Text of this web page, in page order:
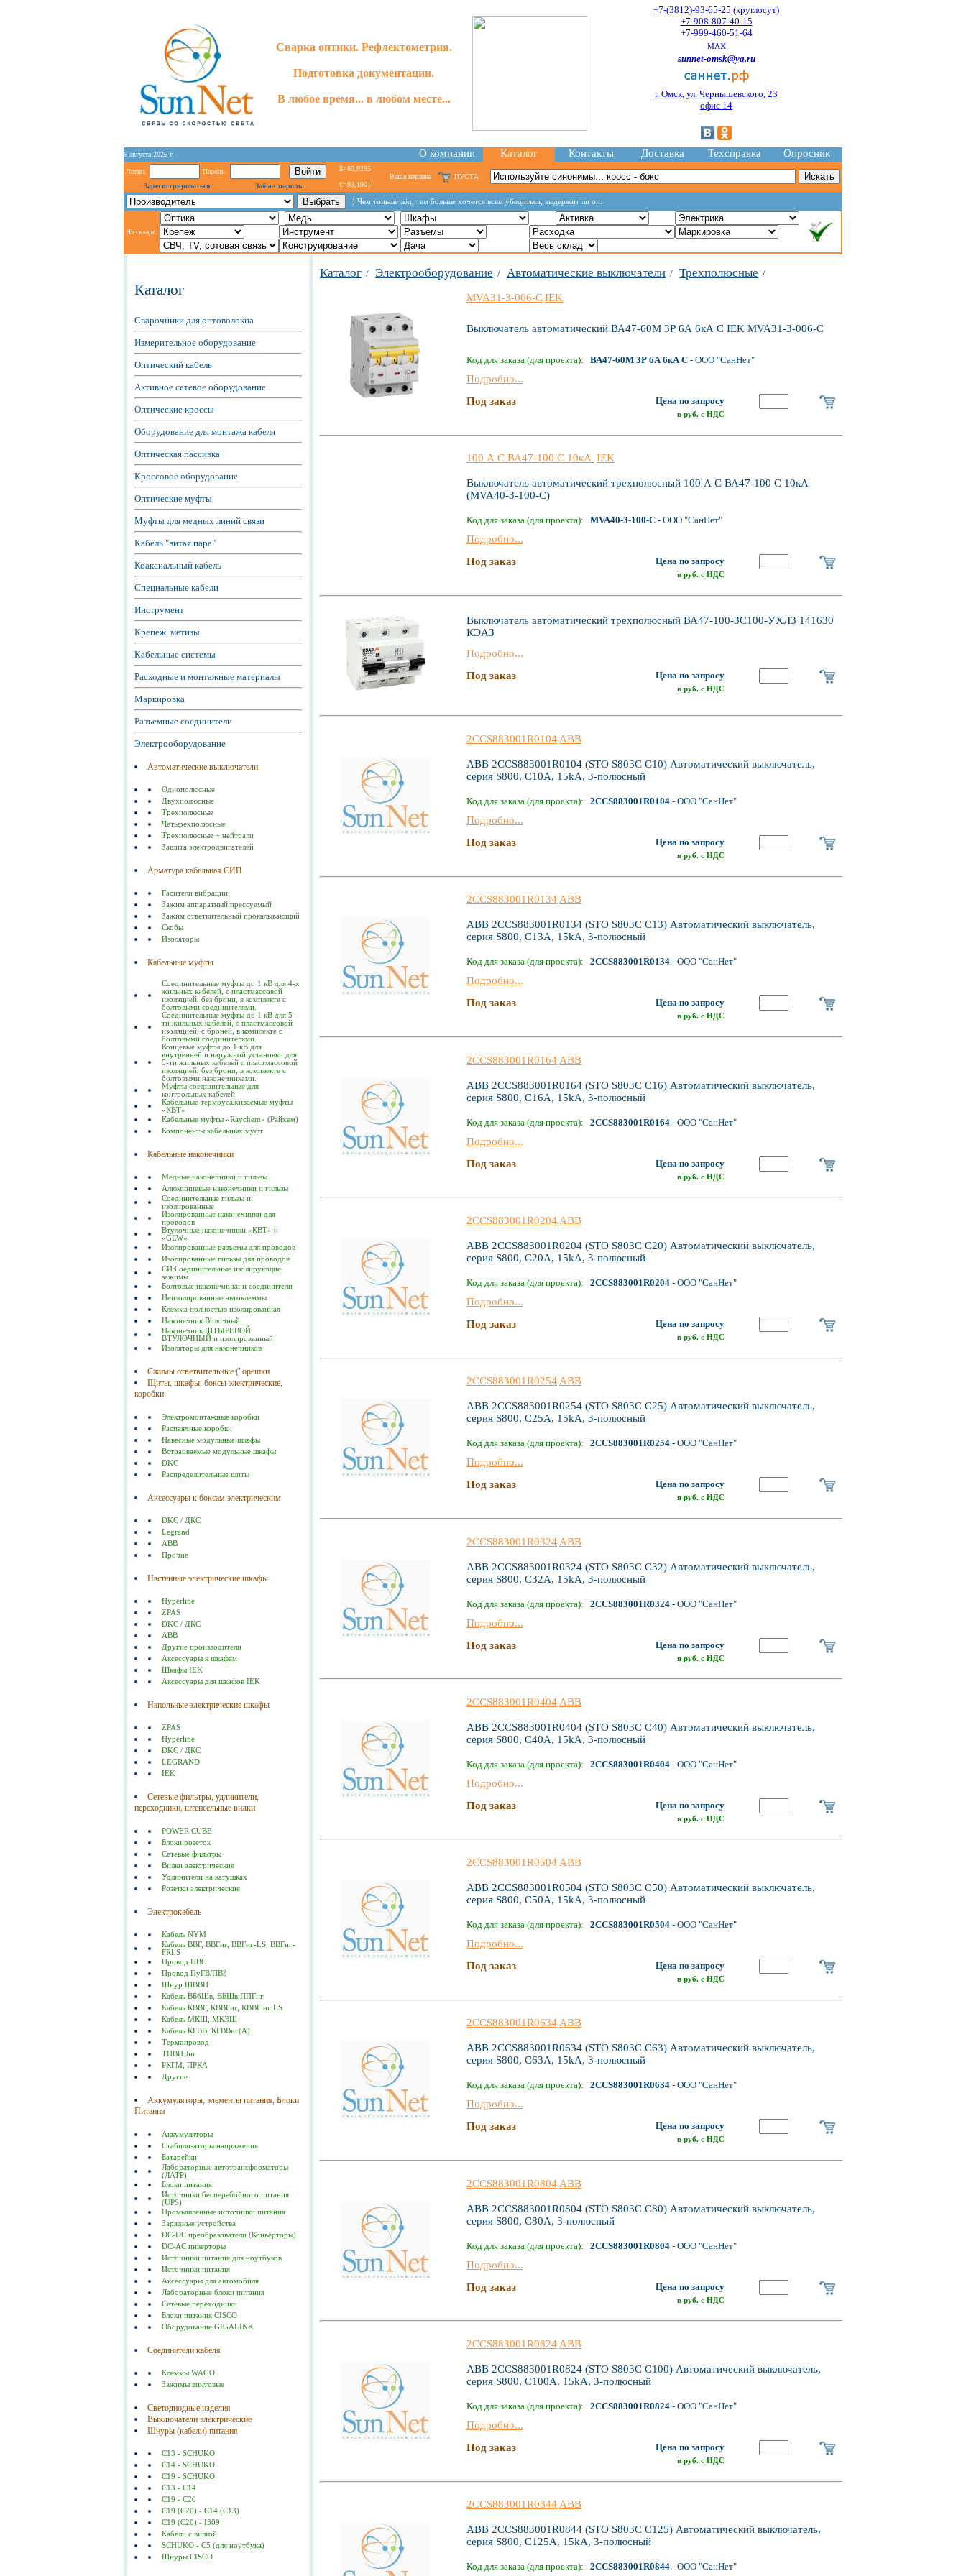
Сварка оптики. Рефлектометрия.
Подготовка документации.
В любое время... в любом месте...
+7-(3812)-93-65-25 (круглосут)
+7-908-807-40-15
+7-999-460-51-64
MAX
sunnet-omsk@ya.ru
г. Омск, ул. Чернышевского, 23
офис 14
6 августа 2026 г. О компании Каталог Контакты Доставка Техсправка Опросник
Логин:
Пароль:
Зарегистрироваться
Забыл пароль
$=80,9293
€=93,1901
Ваша корзина ПУСТА
:) Чем тоньше лёд, тем больше хочется всем убедиться, выдержит ли он.
На складе:
Каталог
Сварочники для оптоволокна
Измерительное оборудование
Оптический кабель
Активное сетевое оборудование
Оптические кроссы
Оборудование для монтажа кабеля
Оптическая пассивка
Кроссовое оборудование
Оптические муфты
Муфты для медных линий связи
Кабель "витая пара"
Коаксиальный кабель
Специальные кабели
Инструмент
Крепеж, метизы
Кабельные системы
Расходные и монтажные материалы
Маркировка
Разъемные соединители
Электрооборудование
Автоматические выключатели
Однополюсные
Двухполюсные
Трехполюсные
Четырехполюсные
Трехполюсные + нейтрали
Защита электродвигателей
Арматура кабельная СИП
Гасители вибрации
Зажим аппаратный прессуемый
Зажим ответвительный прокалывающий
Скобы
Изоляторы
Кабельные муфты
Соединительные муфты до 1 кВ для 4-х
жильных кабелей, с пластмассовой
изоляцией, без брони, в комплекте с
болтовыми соединителями.
Соединительные муфты до 1 кВ для 5-
ти жильных кабелей, с пластмассовой
изоляцией, с броней, в комплекте с
болтовыми соединителями.
Концевые муфты до 1 кВ для
внутренней и наружной установки для
5-ти жильных кабелей с пластмассовой
изоляцией, без брони, в комплекте с
болтовыми наконечниками.
Муфты соединительные для
контрольных кабелей
Кабельные термоусаживаемые муфты
«КВТ»
Кабельные муфты «Raychem» (Райхем)
Компоненты кабельных муфт
Кабельные наконечники
Медные наконечники и гильзы
Алюминиевые наконечники и гильзы
Соединительные гильзы и
изолированные
Изолированные наконечники для
проводов
Втулочные наконечники «КВТ» и
«GLW»
Изолированные разъемы для проводов
Изолированные гильзы для проводов
СИЗ оединительные изолирующие
зажимы
Болтовые наконечники и соединители
Неизолированные автоклеммы
Клемма полностью изолированная
Наконечник Вилочный
Наконечник ШТЫРЕВОЙ
ВТУЛОЧНЫЙ и изолированный
Изоляторы для наконечников
Сжимы ответвительные ("орешки
Щиты, шкафы, боксы электрические,
коробки
Электромонтажные коробки
Распаячные коробки
Навесные модульные шкафы
Встраиваемые модульные шкафы
DKC
Распределительные щиты
Аксессуары к боксам электрическим
DKC / ДКС
Legrand
ABB
Прочие
Настенные электрические шкафы
Hyperline
ZPAS
DKC / ДКС
ABB
Другие производители
Аксессуары к шкафам
Шкафы IEK
Аксессуары для шкафов IEK
Напольные электрические шкафы
ZPAS
Hyperline
DKC / ДКС
LEGRAND
IEK
Сетевые фильтры, удлинители,
переходники, штепсельные вилки
POWER CUBE
Блоки розеток
Сетевые фильтры
Вилки электрические
Удлинители на катушках
Розетки электрические
Электрокабель
Кабель NYM
Кабель ВВГ, ВВГнг, ВВГнг-LS, ВВГнг-
FRLS
Провод ПВС
Провод ПуГВ/ПВ3
Шнур ШВВП
Кабель ВБбШв, ВБШв,ППГнг
Кабель КВВГ, КВВГнг, КВВГ нг LS
Кабель МКШ, МКЭШ
Кабель КГВВ, КГВВнг(А)
Термопровод
ТНВПЭнг
РКГМ, ПРКА
Другие
Аккумуляторы, элементы питания, Блоки
Питания
Аккумуляторы
Стабилизаторы напряжения
Батарейки
Лабораторные автотрансформаторы
(ЛАТР)
Блоки питания
Источники бесперебойного питания
(UPS)
Промышленные источники питания
Зарядные устройства
DC-DC преобразователи (Конверторы)
DC-AC инверторы
Источники питания для ноутбуков
Источники питания
Аксессуары для автомобиля
Лабораторные блоки питания
Сетевые переходники
Блоки питания CISCO
Оборудование GIGALINK
Соединители кабеля
Клеммы WAGO
Зажимы винтовые
Светодиодные изделия
Выключатели электрические
Шнуры (кабели) питания
C13 - SCHUKO
C14 - SCHUKO
C19 - SCHUKO
C13 - C14
C19 - C20
C19 (С20) - C14 (С13)
C19 (C20) - I309
Кабели с вилкой
SCHUKO - C5 (для ноутбука)
Шнуры CISCO
Каталог / Электрооборудование / Автоматические выключатели / Трехполюсные /
MVA31-3-006-CIEK
Выключатель автоматический ВА47-60M 3Р 6А 6кА С IEK MVA31-3-006-C
Код для заказа (для проекта): ВА47-60M 3Р 6А 6кА С - ООО "СанНет"
Подробно...
Под заказ
Цена по запросу
в руб. с НДС
100 А C ВА47-100 C 10кА IEK
Выключатель автоматический трехполюсный 100 А C ВА47-100 C 10кА
(MVA40-3-100-C)
Код для заказа (для проекта): MVA40-3-100-C - ООО "СанНет"
Подробно...
Под заказ
Цена по запросу
в руб. с НДС
Выключатель автоматический трехполюсный ВА47-100-3С100-УХЛ3 141630
КЭАЗ
Подробно...
Под заказ
Цена по запросу
в руб. с НДС
2CCS883001R0104 ABB
ABB 2CCS883001R0104 (STO S803C C10) Автоматический выключатель,
серия S800, C10А, 15kA, 3-полюсный
Код для заказа (для проекта): 2CCS883001R0104 - ООО "СанНет"
Подробно...
Под заказ
Цена по запросу
в руб. с НДС
2CCS883001R0134ABB
ABB 2CCS883001R0134 (STO S803C C13) Автоматический выключатель,
серия S800, C13А, 15kA, 3-полюсный
Код для заказа (для проекта): 2CCS883001R0134 - ООО "СанНет"
Подробно...
Под заказ
Цена по запросу
в руб. с НДС
2CCS883001R0164 ABB
ABB 2CCS883001R0164 (STO S803C C16) Автоматический выключатель,
серия S800, C16А, 15kA, 3-полюсный
Код для заказа (для проекта): 2CCS883001R0164 - ООО "СанНет"
Подробно...
Под заказ
Цена по запросу
в руб. с НДС
2CCS883001R0204 ABB
ABB 2CCS883001R0204 (STO S803C C20) Автоматический выключатель,
серия S800, C20А, 15kA, 3-полюсный
Код для заказа (для проекта): 2CCS883001R0204 - ООО "СанНет"
Подробно...
Под заказ
Цена по запросу
в руб. с НДС
2CCS883001R0254 ABB
ABB 2CCS883001R0254 (STO S803C C25) Автоматический выключатель,
серия S800, C25А, 15kA, 3-полюсный
Код для заказа (для проекта): 2CCS883001R0254 - ООО "СанНет"
Подробно...
Под заказ
Цена по запросу
в руб. с НДС
2CCS883001R0324 ABB
ABB 2CCS883001R0324 (STO S803C C32) Автоматический выключатель,
серия S800, C32А, 15kA, 3-полюсный
Код для заказа (для проекта): 2CCS883001R0324 - ООО "СанНет"
Подробно...
Под заказ
Цена по запросу
в руб. с НДС
2CCS883001R0404 ABB
ABB 2CCS883001R0404 (STO S803C C40) Автоматический выключатель,
серия S800, C40А, 15kA, 3-полюсный
Код для заказа (для проекта): 2CCS883001R0404 - ООО "СанНет"
Подробно...
Под заказ
Цена по запросу
в руб. с НДС
2CCS883001R0504 ABB
ABB 2CCS883001R0504 (STO S803C C50) Автоматический выключатель,
серия S800, C50А, 15kA, 3-полюсный
Код для заказа (для проекта): 2CCS883001R0504 - ООО "СанНет"
Подробно...
Под заказ
Цена по запросу
в руб. с НДС
2CCS883001R0634ABB
ABB 2CCS883001R0634 (STO S803C C63) Автоматический выключатель,
серия S800, C63А, 15kA, 3-полюсный
Код для заказа (для проекта): 2CCS883001R0634 - ООО "СанНет"
Подробно...
Под заказ
Цена по запросу
в руб. с НДС
2CCS883001R0804 ABB
ABB 2CCS883001R0804 (STO S803C C80) Автоматический выключатель,
серия S800, C80А, 3-полюсный
Код для заказа (для проекта): 2CCS883001R0804 - ООО "СанНет"
Подробно...
Под заказ
Цена по запросу
в руб. с НДС
2CCS883001R0824 ABB
ABB 2CCS883001R0824 (STO S803C C100) Автоматический выключатель,
серия S800, C100А, 15kA, 3-полюсный
Код для заказа (для проекта): 2CCS883001R0824 - ООО "СанНет"
Подробно...
Под заказ
Цена по запросу
в руб. с НДС
2CCS883001R0844ABB
ABB 2CCS883001R0844 (STO S803C C125) Автоматический выключатель,
серия S800, C125А, 15kA, 3-полюсный
Код для заказа (для проекта): 2CCS883001R0844 - ООО "СанНет"